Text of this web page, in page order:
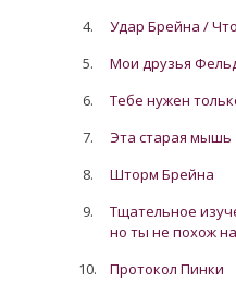
4.
Удар Брейна /
5.
Мои друзья
6.
Тебе нужен
7.
Эта старая мышь
8.
Шторм Брейна
9.
Тщательное
но ты не похож
10.
Протокол Пинки